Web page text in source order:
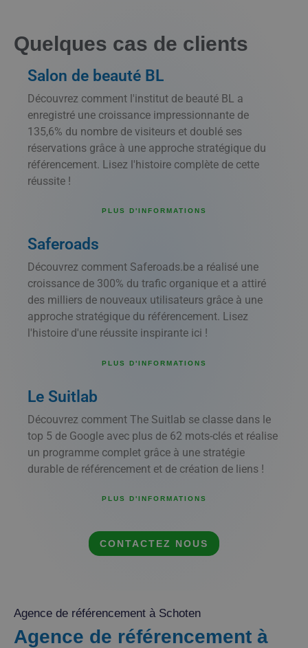
Quelques cas de clients
Salon de beauté BL
Découvrez comment l'institut de beauté BL a
enregistré une croissance impressionnante de
135,6% du nombre de visiteurs et doublé ses
réservations grâce à une approche stratégique du
référencement. Lisez l'histoire complète de cette
réussite !
PLUS D'INFORMATIONS
Saferoads
Découvrez comment Saferoads.be a réalisé une
croissance de 300% du trafic organique et a attiré
des milliers de nouveaux utilisateurs grâce à une
approche stratégique du référencement. Lisez
l'histoire d'une réussite inspirante ici !
PLUS D'INFORMATIONS
Le Suitlab
Découvrez comment The Suitlab se classe dans le
top 5 de Google avec plus de 62 mots-clés et réalise
un programme complet grâce à une stratégie
durable de référencement et de création de liens !
PLUS D'INFORMATIONS
CONTACTEZ NOUS
Agence de référencement à Schoten
Agence de référencement à